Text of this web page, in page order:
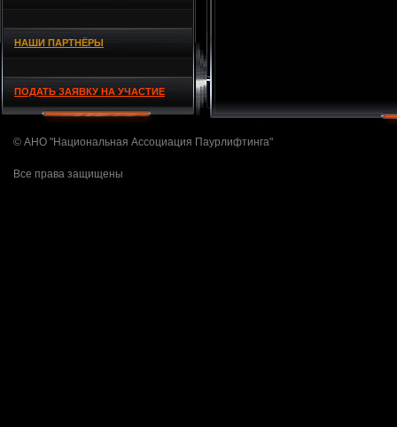
НАШИ ПАРТНЁРЫ
ПОДАТЬ ЗАЯВКУ НА УЧАСТИЕ
© АНО "Национальная Ассоциация Паурлифтинга"
Все права защищены